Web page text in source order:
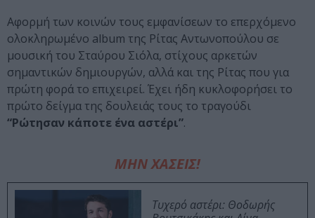
Αφορμή των κοινών τους εμφανίσεων το επερχόμενο
ολοκληρωμένο album της Ρίτας Αντωνοπούλου σε
μουσική του Σταύρου Σιόλα, στίχους αρκετών
σημαντικών δημιουργών, αλλά και της Ρίτας που για
πρώτη φορά το επιχειρεί. Έχει ήδη κυκλοφορήσει το
πρώτο δείγμα της δουλειάς τους το τραγούδι
“Ρώτησαν κάποτε ένα αστέρι”.
ΜΗΝ ΧΑΣΕΙΣ!
Τυχερό αστέρι: Θοδωρής